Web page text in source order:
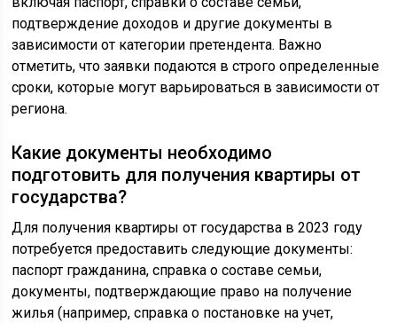
подтверждение доходов и другие документы в
зависимости от категории претендента. Важно
отметить, что заявки подаются в строго определенные
сроки, которые могут варьироваться в зависимости от
региона.
Какие документы необходимо
подготовить для получения квартиры от
государства?
Для получения квартиры от государства в 2023 году
потребуется предоставить следующие документы:
паспорт гражданина, справка о составе семьи,
документы, подтверждающие право на получение
жилья (например, справка о постановке на учет,